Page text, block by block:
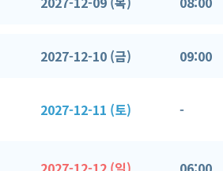
2027-12-10 (금) 09:00
2027-12-11 (토) -